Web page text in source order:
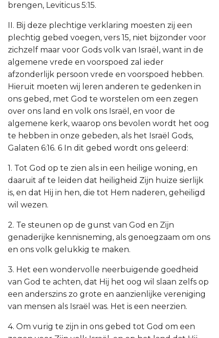
brengen, Leviticus 5:15.
II. Bij deze plechtige verklaring moesten zij een
plechtig gebed voegen, vers 15, niet bijzonder voor
zichzelf maar voor Gods volk van Israël, want in de
algemene vrede en voorspoed zal ieder
afzonderlijk persoon vrede en voorspoed hebben.
Hieruit moeten wij leren anderen te gedenken in
ons gebed, met God te worstelen om een zegen
over ons land en volk ons Israël, en voor de
algemene kerk, waarop ons bevolen wordt het oog
te hebben in onze gebeden, als het Israël Gods,
Galaten 6:16. 6 In dit gebed wordt ons geleerd:
1. Tot God op te zien als in een heilige woning, en
daaruit af te leiden dat heiligheid Zijn huize sierlijk
is, en dat Hij in hen, die tot Hem naderen, geheiligd
wil wezen.
2. Te steunen op de gunst van God en Zijn
genaderijke kennisneming, als genoegzaam om ons
en ons volk gelukkig te maken.
3. Het een wondervolle neerbuigende goedheid
van God te achten, dat Hij het oog wil slaan zelfs op
een anderszins zo grote en aanzienlijke vereniging
van mensen als Israël was. Het is een neerzien.
4. Om vurig te zijn in ons gebed tot God om een